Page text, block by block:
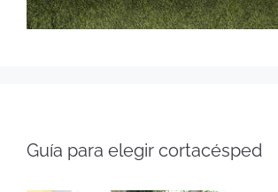
Guía para elegir cortacésped